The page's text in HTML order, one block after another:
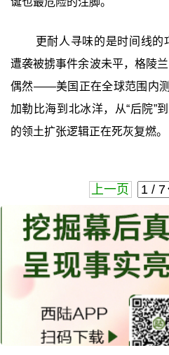
更耐人寻味的是时间线
遭袭被掳事件余波未平，格陵
偶然——美国正在全球范围内测
加勒比海到北冰洋，从“后院”
的领土扩张逻辑正在死灰复燃。
上一页